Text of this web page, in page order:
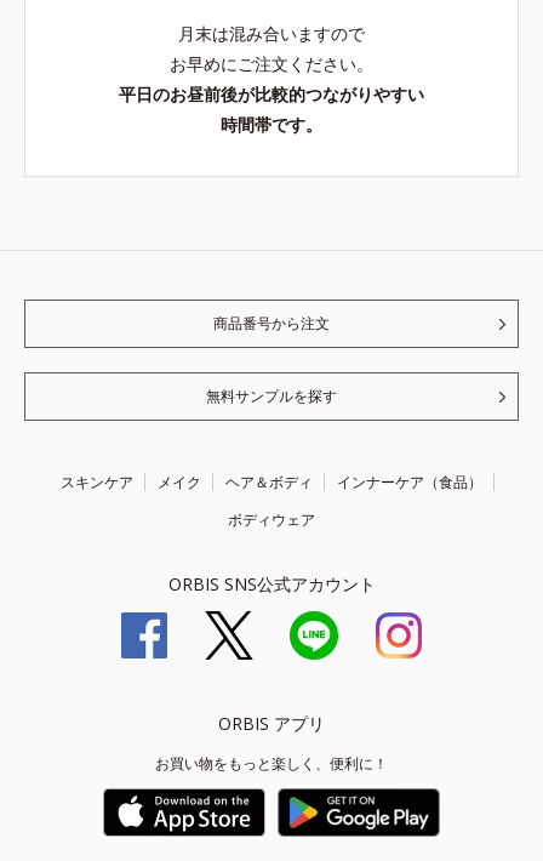
月末は混み合いますので
お早めにご注文ください。
平日のお昼前後が比較的つながりやすい
時間帯です。
商品番号から注文
無料サンプルを探す
スキンケア メイク ヘア＆ボディ
インナーケア（食品）
ボディウェア
ORBIS SNS公式アカウント
ORBIS アプリ
お買い物をもっと楽しく、便利に！